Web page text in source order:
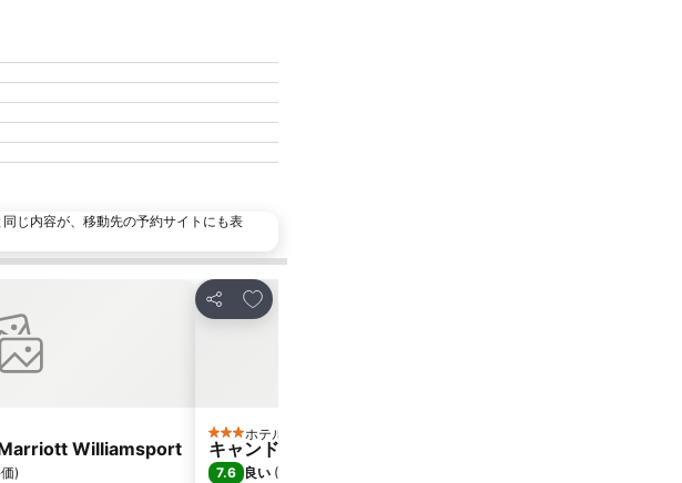
じ内容が、移動先の予約サイトにも表
Williamsport
)
シェア
お気に入りに追加
3 ホテルのランク
ホテル
キャンドルウッド スイーツ ウィリアムズポート
7.6 良い (